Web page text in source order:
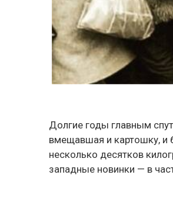
Долгие годы главным
вмещавшая и картошку, и
несколько десятков
западные новинки — в